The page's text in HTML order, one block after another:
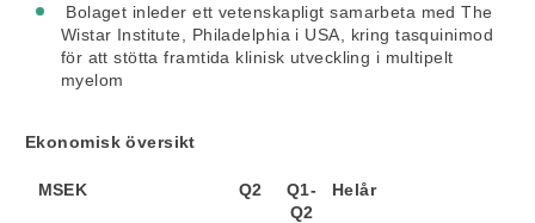
Bolaget inleder ett vetenskapligt samarbeta med The
Wistar Institute, Philadelphia i USA, kring tasquinimod
för att stötta framtida klinisk utveckling i multipelt
myelom
Ekonomisk översikt
MSEK Q2
Q1-
Q2
Helår